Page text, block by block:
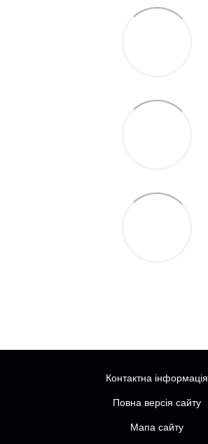
Контактна інформація
Повна версія сайту
Мапа сайту